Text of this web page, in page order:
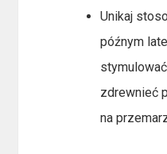
Unikaj
późnym
zdrewnieć
na